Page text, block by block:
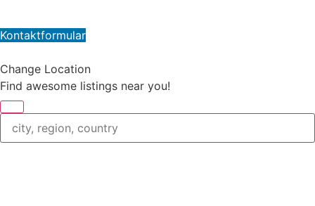
Kontaktformular
Change Location
Find awesome listings near you!
Change Location